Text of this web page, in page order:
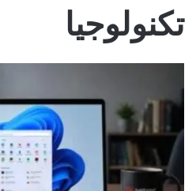
تكنولوجيا